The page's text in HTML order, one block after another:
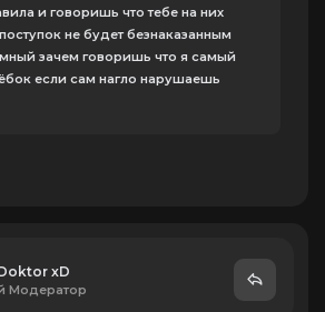
и говоришь что тебе на них
не будет безнаказанным
зачем говоришь что я самый
если сам нагло нарушаешь
xD
Модератор